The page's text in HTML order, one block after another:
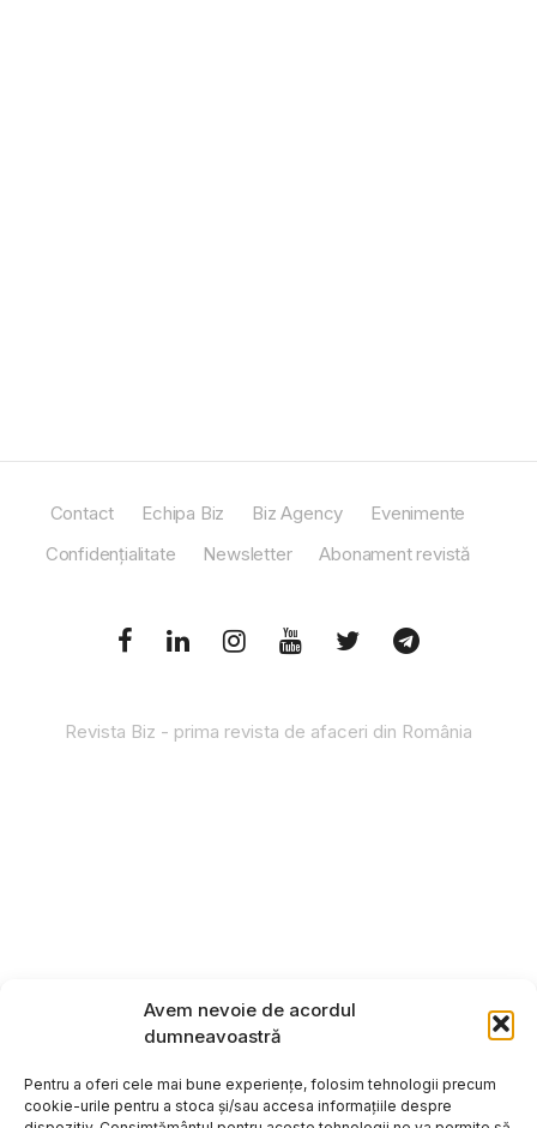
Avem nevoie de acordul
dumneavoastră
Pentru a oferi cele mai bune experiențe, folosim tehnologii precum
cookie-urile pentru a stoca și/sau accesa informațiile despre
Contact Echipa Biz Biz Agency
Evenimente
Confidențialitate
Newsletter Abonament revistă
Revista Biz - prima revista de afaceri din România